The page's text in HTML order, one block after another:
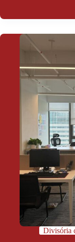
Divisória